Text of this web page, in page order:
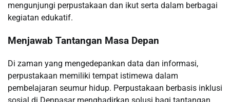
mengunjungi perpustakaan dan ikut serta dalam berbagai
kegiatan edukatif.
Menjawab Tantangan Masa Depan
Di zaman yang mengedepankan data dan informasi,
perpustakaan memiliki tempat istimewa dalam
pembelajaran seumur hidup. Perpustakaan berbasis inklusi